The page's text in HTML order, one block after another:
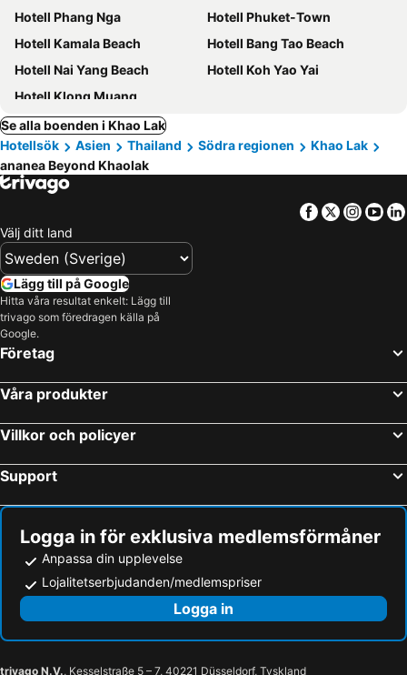
Hotell Phang Nga
Hotell Phuket-Town
Hotell Kamala Beach
Hotell Bang Tao Beach
Hotell Nai Yang Beach
Hotell Koh Yao Yai
Hotell Klong Muang
Se alla boenden i Khao Lak
Hotellsök
Asien Thailand Södra regionen
Khao Lak
ananea Beyond Khaolak
Facebook
Twitter
Välj ditt land
Lägg till på Google
Hitta våra resultat enkelt: Lägg till
trivago som föredragen källa på
Google.
Företag
Våra produkter
Villkor och policyer
Support
Logga in för exklusiva medlemsförmåner
Anpassa din upplevelse
Lojalitetserbjudanden/medlemspriser
Logga in
trivago N.V., Kesselstraße 5 – 7, 40221 Düsseldorf, Tyskland